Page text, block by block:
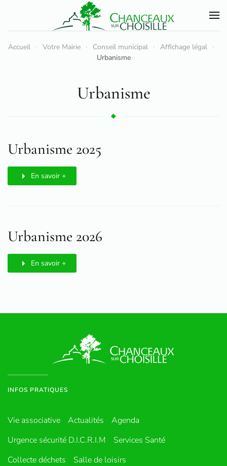
Accéder au contenu principal
Accueil Votre Mairie Conseil municipal
Affichage légal
Urbanisme
Urbanisme
Urbanisme 2025
En savoir +
Urbanisme 2026
En savoir +
INFOS PRATIQUES
Vie associative Actualités
Agenda
Urgence sécurité D.I.C.R.I.M
Services Santé
Collecte déchets
Salle de loisirs